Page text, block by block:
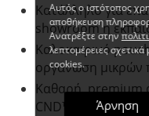
Κατάλληλο για
showroom ή
Καλοκαιρινό
οργάνωση μικρών
Καθαρή, premium
CND™ brand
Αυτός ο ιστότοπος
αποθήκευση
Ανατρέξτε στην
λεπτομέρειες σχετικά
cookies.
Άρνηση